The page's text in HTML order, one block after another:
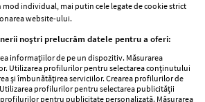
femei
Viva
Avantaje
individual, mai putin cele legate de cookie strict
website-ului.
noștri prelucrăm datele pentru a oferi:
informațiilor de pe un dispozitiv. Măsurarea
Utilizarea profilurilor pentru selectarea conținutului
și îmbunătățirea serviciilor. Crearea profilurilor de
profilurilor pentru selectarea publicității
profilurilor pentru publicitate personalizată. Măsurarea